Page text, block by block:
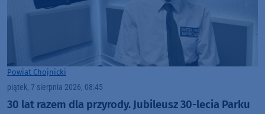
Powiat Chojnicki
piątek, 7 sierpnia 2026, 08:45
30 lat razem dla przyrody. Jubileusz 30-lecia Parku